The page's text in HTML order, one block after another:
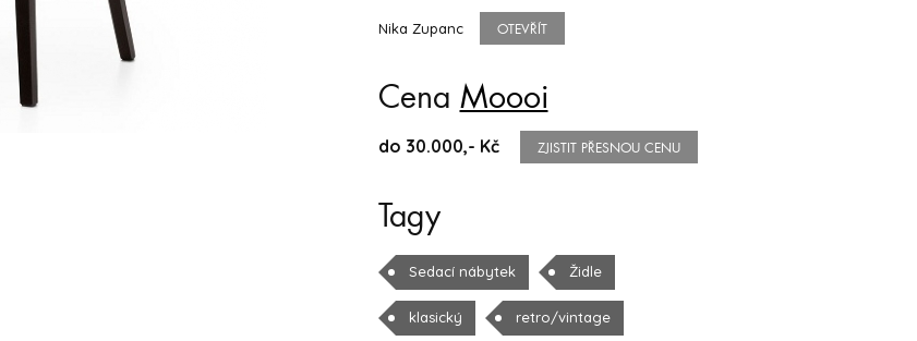
Nika Zupanc OTEVŘÍT
Cena Moooi
do 30.000,- Kč ZJISTIT PŘESNOU CENU
Tagy
Sedací nábytek Židle
klasický retro/vintage